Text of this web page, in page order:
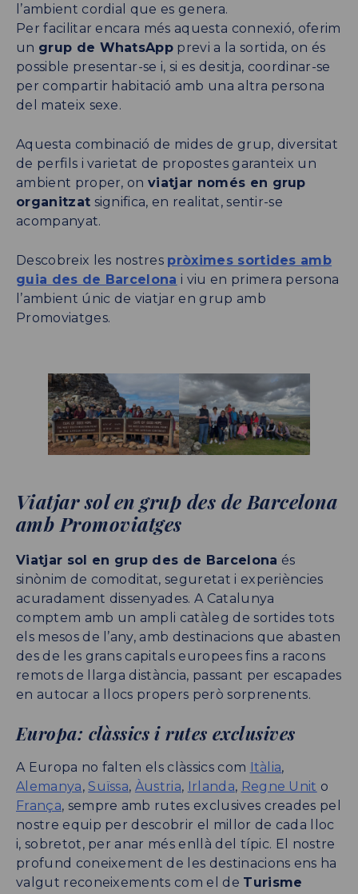
l’ambient cordial que es genera.
Per facilitar encara més aquesta connexió, oferim
un grup de WhatsApp previ a la sortida, on és
possible presentar-se i, si es desitja, coordinar-se
per compartir habitació amb una altra persona
del mateix sexe.
Aquesta combinació de mides de grup, diversitat
de perfils i varietat de propostes garanteix un
ambient proper, onviatjar només en grup
organitzat significa, en realitat, sentir-se
acompanyat.
Descobreix les nostres pròximes sortides amb
guia des de Barcelona i viu en primera persona
l’ambient únic de viatjar en grup amb
Promoviatges.
Viatjar sol en grup des de Barcelona
amb Promoviatges
Viatjar sol en grup des de Barcelona és
sinònim de comoditat, seguretat i experiències
acuradament dissenyades. A Catalunya
comptem amb un ampli catàleg de sortides tots
els mesos de l’any, amb destinacions que abasten
des de les grans capitals europees fins a racons
remots de llarga distància, passant per escapades
en autocar a llocs propers però sorprenents.
Europa: clàssics i rutes exclusives
A Europa no falten els clàssics com Itàlia,
Alemanya,Suïssa, Àustria, Irlanda, Regne Unit o
França, sempre amb rutes exclusives creades pel
nostre equip per descobrir el millor de cada lloc
i, sobretot, per anar més enllà del típic. El nostre
profund coneixement de les destinacions ens ha
valgut reconeixements com el de Turisme